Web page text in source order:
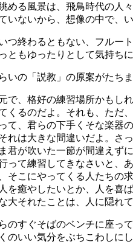
める風景は、飛鳥時代の人
いないから、想像の中で、
終わるともない、フルー
ともゆったりとして気持ち
の「説教」の原案がたちま
で、格好の練習場所かもし
くるのだよ。それも、ただ
て、君らの下手くそな楽
れは大きな間違いだよ。さ
君が吹いた一節が間違えず
って練習してきなさいと
そこにやってくる人たちの
を癒やしたいとか、人を喜
大それたことは、人に隠
すぐそばのベンチに座っ
のいい気分をぶちこわしに